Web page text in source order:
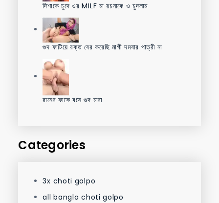
দিশাকে চুদে ওর MILF মা রচনাকে ও চুদলাম
গুদ ফাটিয়ে রক্ত বের করেছি মাগী দমবার পাত্রী না
রানের ফাকে বসে গুদ মারা
Categories
3x choti golpo
all bangla choti golpo